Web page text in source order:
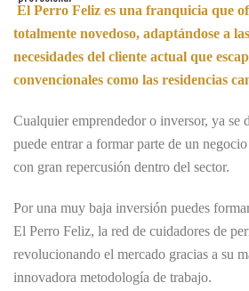
El Perro Feliz es una franquicia que
totalmente novedoso, adaptándose a
necesidades del cliente actual que
convencionales como las residencias
Cualquier emprendedor o inversor, ya se
puede entrar a formar parte de un
con gran repercusión dentro del sector.
Por una muy baja inversión puedes
El Perro Feliz, la red de cuidadores de
revolucionando el mercado gracias a su
innovadora metodología de trabajo.